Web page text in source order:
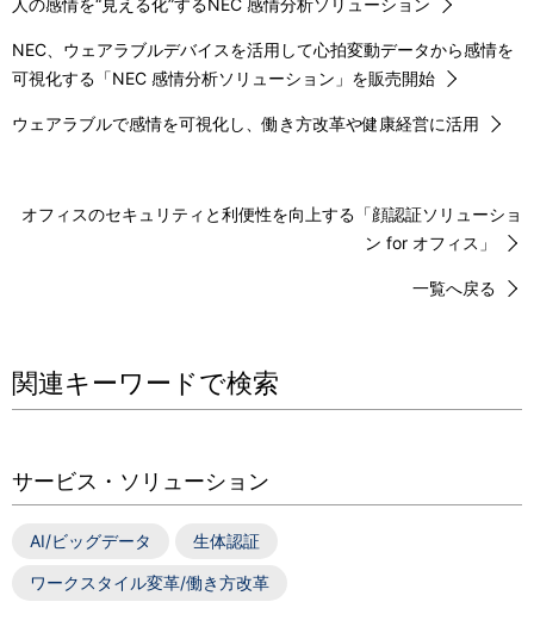
人の感情を“見える化”するNEC 感情分析ソリューション
NEC、ウェアラブルデバイスを活用して心拍変動データから感情を
可視化する「NEC 感情分析ソリューション」を販売開始
ウェアラブルで感情を可視化し、働き方改革や健康経営に活用
オフィスのセキュリティと利便性を向上する「顔認証ソリューショ
ン for オフィス」
一覧へ戻る
関連キーワードで検索
サービス・ソリューション
AI/ビッグデータ 生体認証
ワークスタイル変革/働き方改革